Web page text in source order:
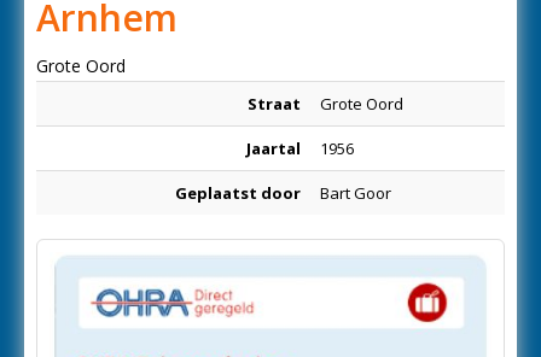
Arnhem
Grote Oord
Straat Grote Oord
Jaartal 1956
Geplaatst door Bart Goor